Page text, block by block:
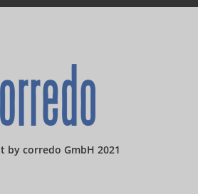
by corredo GmbH 2021